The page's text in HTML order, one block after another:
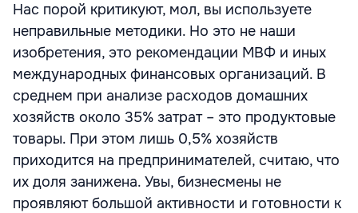
Нас порой критикуют, мол, вы используете
неправильные методики. Но это не наши
изобретения, это рекомендации МВФ и иных
международных финансовых организаций. В
среднем при анализе расходов домашних
хозяйств около 35% затрат – это продуктовые
товары. При этом лишь 0,5% хозяйств
приходится на предпринимателей, считаю, что
их доля занижена. Увы, бизнесмены не
проявляют большой активности и готовности к